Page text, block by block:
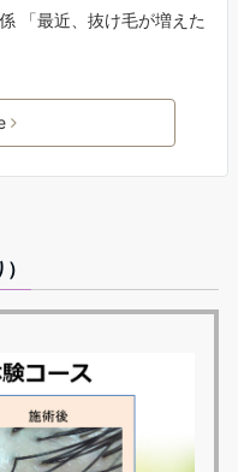
「最近、抜け毛が増えた